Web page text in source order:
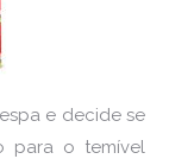
e decide se
para o temível